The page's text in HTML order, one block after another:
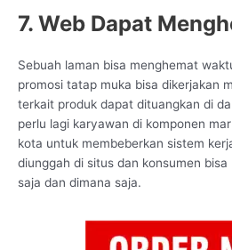
7. Web Dapat
Sebuah laman bisa menghemat
promosi tatap muka bisa dikerjakan
terkait produk dapat dituangkan di
perlu lagi karyawan di komponen
kota untuk membeberkan sistem
diunggah di situs dan konsumen
saja dan dimana saja.